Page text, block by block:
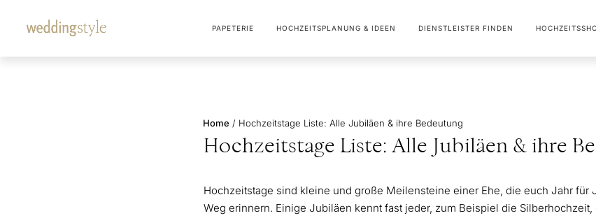
PAPETERIE HOCHZEITSPLANUNG & IDEEN DIENSTLEISTER FINDEN
Home / Hochzeitstage Liste: Alle Jubiläen & ihre Bedeutung
Hochzeitstage Liste: Alle Jubiläen & ihre
Hochzeitstage sind kleine und große Meilensteine einer Ehe, die euch Jahr für
Weg erinnern. Einige Jubiläen kennt fast jeder, zum Beispiel die